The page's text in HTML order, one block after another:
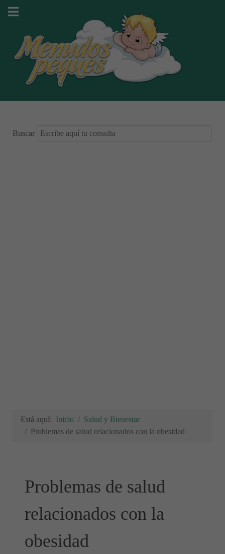
Buscar
Está aquí: Inicio
Salud y Bienestar
Problemas de salud relacionados con la obesidad
Problemas de salud
relacionados con la
obesidad